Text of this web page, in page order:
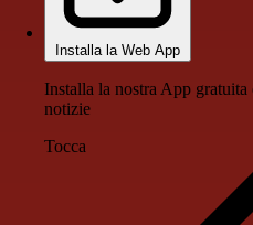
Installa la Web App
Installa la nostra App
notizie
Tocca